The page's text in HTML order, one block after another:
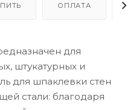
ОПЛАТА
для
штукатурных и
для шпаклевки стен
стали: благодаря